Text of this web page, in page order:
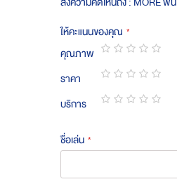
ให้คะแนนของคุณ
คุณภาพ
1
star
2
stars
3
stars
4
stars
5
stars
ราคา
1
star
2
stars
3
stars
4
stars
5
stars
บริการ
ชื่อเล่น